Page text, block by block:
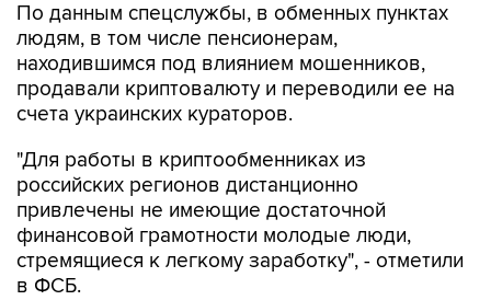
По данным спецслужбы, в обменных пунктах
людям, в том числе пенсионерам,
находившимся под влиянием мошенников,
продавали криптовалюту и переводили ее на
счета украинских кураторов.
"Для работы в криптообменниках из
российских регионов дистанционно
привлечены не имеющие достаточной
финансовой грамотности молодые люди,
стремящиеся к легкому заработку", - отметили
в ФСБ.